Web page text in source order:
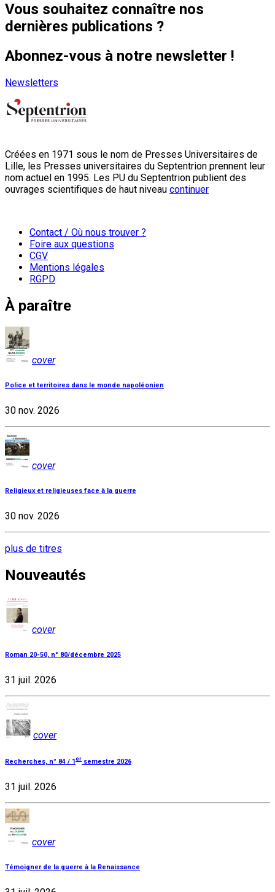
Vous souhaitez connaître nos
dernières publications ?
Abonnez-vous à notre newsletter !
Newsletters
Créées en 1971 sous le nom de Presses Universitaires de
Lille, les Presses universitaires du Septentrion prennent leur
nom actuel en 1995. Les PU du Septentrion publient des
ouvrages scientifiques de haut niveau continuer
Contact / Où nous trouver ?
Foire aux questions
CGV
Mentions légales
RGPD
À paraître
cover
Police et territoires dans le monde napoléonien
30 nov. 2026
cover
Religieux et religieuses face à la guerre
30 nov. 2026
plus de titres
Nouveautés
cover
Roman 20-50, n° 80/décembre 2025
31 juil. 2026
cover
Recherches, n° 84 / 1 er semestre 2026
31 juil. 2026
cover
Témoigner de la guerre à la Renaissance